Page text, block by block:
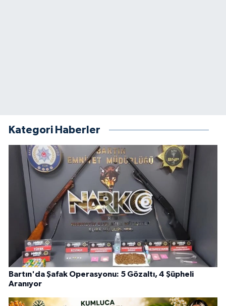
Kategori Haberler
Bartın'da Şafak Operasyonu: 5 Gözaltı, 4 Şüpheli
Aranıyor